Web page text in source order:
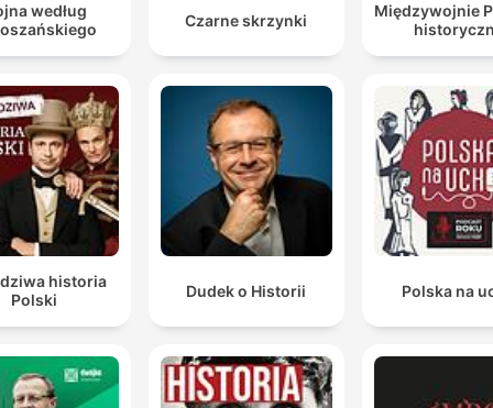
według
Czarne skrzynki
Międzywojnie
historia
Polski
Dudek o Historii Polska na